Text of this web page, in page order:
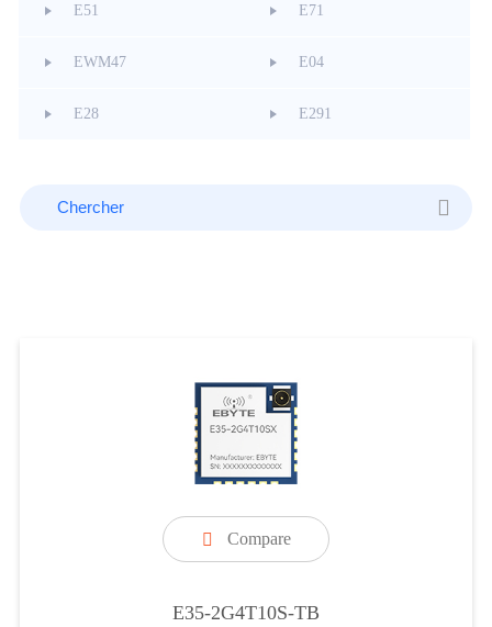
E51 E71
EWM47 E04
E28 E291
 Compare
E35-2G4T10S-TB